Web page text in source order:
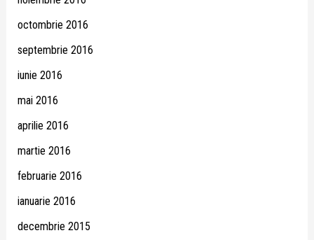
octombrie 2016
septembrie 2016
iunie 2016
mai 2016
aprilie 2016
martie 2016
februarie 2016
ianuarie 2016
decembrie 2015